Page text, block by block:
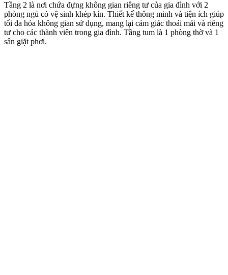
Tầng 2 là nơi chứa đựng không gian riêng tư của gia đình với 2
phòng ngủ có vệ sinh khép kín. Thiết kế thông minh và tiện ích giúp
tối đa hóa không gian sử dụng, mang lại cảm giác thoải mái và riêng
tư cho các thành viên trong gia đình. Tầng tum là 1 phòng thờ và 1
sân giặt phơi.